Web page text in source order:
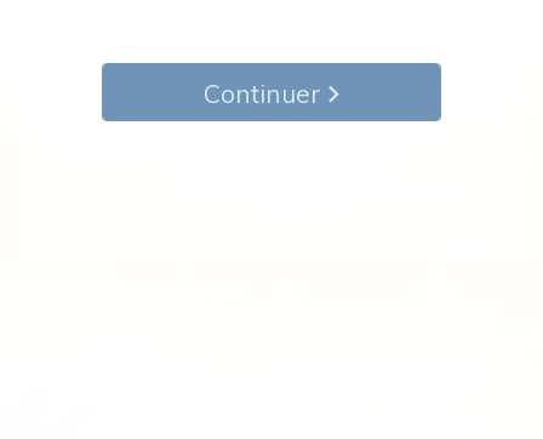
Continuer